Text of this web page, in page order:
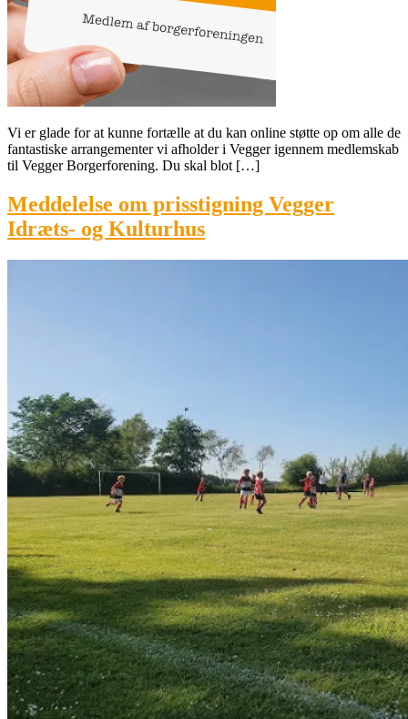
Vi er glade for at kunne fortælle at du kan online støtte op om alle de
fantastiske arrangementer vi afholder i Vegger igennem medlemskab
til Vegger Borgerforening. Du skal blot […]
Meddelelse om prisstigning Vegger
Idræts- og Kulturhus